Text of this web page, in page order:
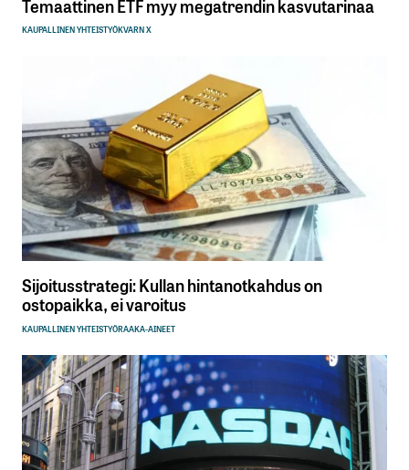
Temaattinen ETF myy megatrendin kasvutarinaa
KAUPALLINEN YHTEISTYÖKVARN X
Sijoitusstrategi: Kullan hintanotkahdus on
ostopaikka, ei varoitus
KAUPALLINEN YHTEISTYÖRAAKA-AINEET